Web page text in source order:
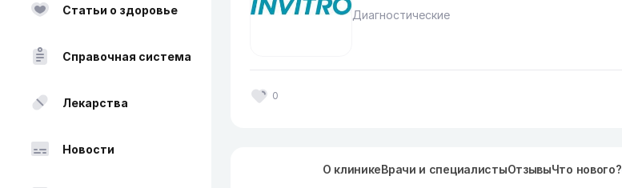
Статьи о здоровье
Справочная система
Лекарства
Новости
Диагностические
0
О клиникеВрачи и специалистыОтзывыЧто нового?